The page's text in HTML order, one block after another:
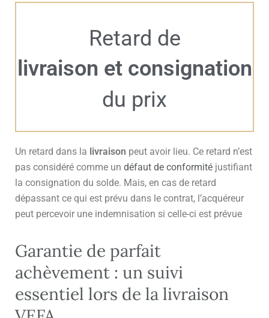
Retard de
livraison et consignation
du prix
Un retard dans la livraison peut avoir lieu. Ce retard n’est
pas considéré comme un défaut de conformité justifiant
la consignation du solde. Mais, en cas de retard
dépassant ce qui est prévu dans le contrat, l’acquéreur
peut percevoir une indemnisation si celle-ci est prévue
Garantie de parfait
achèvement : un suivi
essentiel lors de la livraison